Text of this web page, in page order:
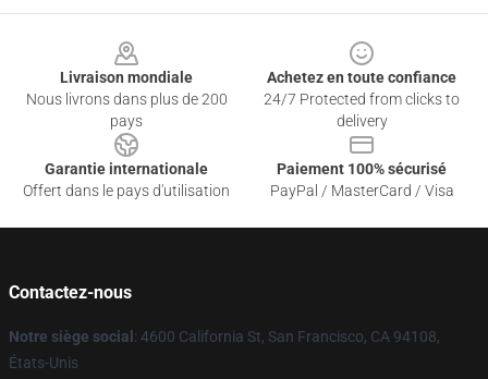
Livraison mondiale
Nous livrons dans plus de 200
pays
Achetez en toute confiance
24/7 Protected from clicks to
delivery
Garantie internationale
Offert dans le pays d'utilisation
Paiement 100% sécurisé
PayPal / MasterCard / Visa
Contactez-nous
Notre siège social : 4600 California St, San Francisco, CA 94108,
États-Unis